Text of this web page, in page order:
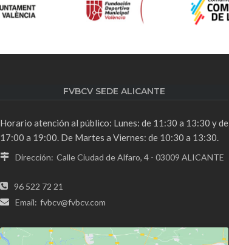
FVBCV SEDE ALICANTE
Horario atención al público: Lunes: de 11:30 a 13:30 y de
17:00 a 19:00. De Martes a Viernes: de 10:30 a 13:30.
Dirección: Calle Ciudad de Alfaro, 4 - 03009 ALICANTE
96 522 72 21
Email: fvbcv@fvbcv.com